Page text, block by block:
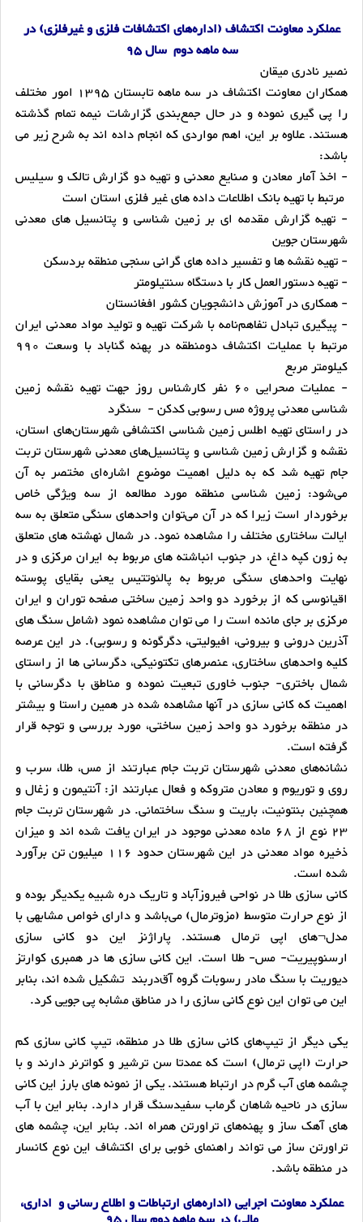
عملکرد معاونت اکتشاف (اداره‌های اکتشافات فلزی و غیرفلزی) در
سه ماهه دوم سال 95
نصیر نادری میقان
همکاران معاونت اکتشاف در سه ماهه تابستان 1395 امور مختلف
را پی گیری نموده و در حال جمع‌بندی گزارشات نیمه تمام گذشته
هستند. علاوه بر این، اهم مواردی که انجام داده اند به شرح زیر می
باشد:
- اخذ آمار معادن و صنایع معدنی و تهیه دو گزارش تالک و سیلیس
مرتبط با تهیه بانک اطلاعات داده های غیر فلزی استان است
- تهیه گزارش مقدمه ای بر زمین شناسی و پتانسیل های معدنی
شهرستان جوین
- تهیه نقشه ها و تفسیر داده های گرانی سنجی منطقه بردسکن
- تهیه دستورالعمل کار با دستگاه سنتیلومتر
- همکاری در آموزش دانشجویان کشور افغانستان
- پیگیری تبادل تفاهم‌نامه با شرکت تهیه و تولید مواد معدنی ایران
مرتبط با عملیات اکتشاف دومنطقه در پهنه گناباد با وسعت 990
کیلومتر مربع
- عملیات صحرایی 60 نفر کارشناس روز جهت تهیه نقشه زمین
شناسی معدنی پروژه مس رسوبی کدکن - سنگرد
در راستای تهیه اطلس زمین شناسی اکتشافی شهرستان‌های استان،
نقشه و گزارش زمین شناسی و پتانسیل‌های معدنی شهرستان تربت
جام تهیه شد که به دلیل اهمیت موضوع اشاره‌ای مختصر به آن
می‌شود: زمین شناسی منطقه مورد مطالعه از سه ویژگی خاص
برخوردار است زیرا که در آن می‌توان واحدهای سنگی متعلق به سه
ایالت ساختاری مختلف را مشاهده نمود. در شمال نهشته های متعلق
به زون کپه داغ، در جنوب انباشته های مربوط به ایران مرکزی و در
نهایت واحدهای سنگی مربوط به پالئوتتیس یعنی بقایای پوسته
اقیانوسی که از برخورد دو واحد زمین ساختی صفحه توران و ایران
مرکزی بر جای مانده است را می توان مشاهده نمود (شامل سنگ های
آذرین درونی و بیرونی، افیولیتی، دگرگونه و رسوبی). در این عرصه
کلیه واحدهای ساختاری، عنصرهای تکتونیکی، دگرسانی ها از راستای
شمال باختری- جنوب خاوری تبعیت نموده و مناطق با دگرسانی با
اهمیت که کانی سازی در آنها مشاهده شده در همین راستا و بیشتر
در منطقه برخورد دو واحد زمین ساختی، مورد بررسی و توجه قرار
گرفته است.
نشانه‌های معدنی شهرستان تربت جام عبارتند از مس، طلا، سرب و
روی و توریوم و معادن متروکه و فعال عبارتند از: آنتیمون و زغال و
همچنین بنتونیت، باریت و سنگ ساختمانی. در شهرستان تربت جام
23 نوع از 68 ماده معدنی موجود در ایران یافت شده اند و میزان
ذخیره مواد معدنی در این شهرستان حدود 116 میلیون تن برآورد
شده است.
کانی سازی طلا در نواحی فیروزآباد و تاریک دره شبیه یکدیگر بوده و
از نوع حرارت متوسط (مزوترمال) می‌باشد و دارای خواص مشابهی با
مدل¬های اپی ترمال هستند. پاراژنز این دو کانی سازی
ارسنوپیریت- مس- طلا است. این کانی سازی ها در همبری کوارتز
دیوریت با سنگ مادر رسوبات گروه آق‌دربند تشکیل شده اند، بنابر
این می توان این نوع کانی سازی را در مناطق مشابه پی جویی کرد.
یکی دیگر از تیپ‌های کانی سازی طلا در منطقه، تیپ کانی سازی کم
حرارت (اپی ترمال) است که عمدتا سن ترشیر و کواترنر دارند و با
چشمه های آب گرم در ارتباط هستند. یکی از نمونه های بارز این کانی
سازی در ناحیه شاهان گرماب سفیدسنگ قرار دارد. بنابر این با آب
های آهک ساز و پهنه‌های تراورتن همراه اند. بنابر این، چشمه های
تراورتن ساز می تواند راهنمای خوبی برای اکتشاف این نوع کانسار
در منطقه باشد.
عملکرد معاونت اجرایی (اداره‌های ارتباطات و اطلاع رسانی و اداری،